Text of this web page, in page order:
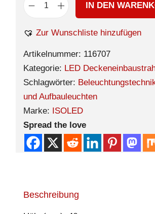
IN DEN
Zur Wunschliste hinzufügen
Artikelnummer: 116707
Kategorie: LED
Schlagwörter:
und Aufbauleuchten
Marke: ISOLED
Spread the love
Beschreibung